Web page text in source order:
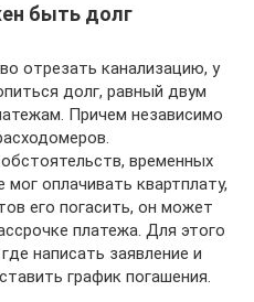
быть долг
отрезать канализацию, у
долг, равный двум
Причем независимо
временных
оплачивать квартплату,
его погасить, он может
платежа. Для этого
написать заявление и
график погашения.